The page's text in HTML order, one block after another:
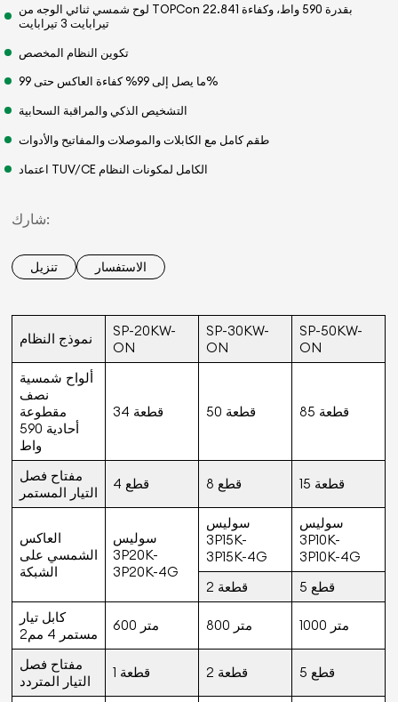
لوح شمسي ثنائي الوجه من TOPCon بقدرة 590 واط، وكفاءة 22.841
تيرابايت 3 تيرابايت
تكوين النظام المخصص
ما يصل إلى 99% كفاءة العاكس حتى 99%
التشخيص الذكي والمراقبة السحابية
طقم كامل مع الكابلات والموصلات والمفاتيح والأدوات
اعتماد TUV/CE الكامل لمكونات النظام
شارك:
تنزيل الاستفسار
نموذج النظام
SP-20KW-
ON
SP-30KW-
ON
SP-50KW-
ON
ألواح شمسية
نصف
مقطوعة
أحادية 590
واط
34 قطعة 50 قطعة 85 قطعة
مفتاح فصل
التيار المستمر
4 قطع 8 قطع 15 قطعة
العاكس
الشمسي على
الشبكة
سوليس
3P20K-
3P20K-4G
سوليس
3P15K-
3P15K-4G
سوليس
3P10K-
3P10K-4G
2 قطعة
5 قطع
كابل تيار
مستمر 4 مم2
600 متر 800 متر 1000 متر
مفتاح فصل
التيار المتردد
1 قطعة 2 قطعة 5 قطع